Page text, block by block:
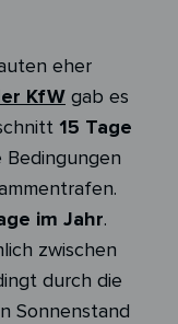
eher
KfW gab es
15 Tage
Bedingungen
im Jahr.
zwischen
durch die
Sonnenstand